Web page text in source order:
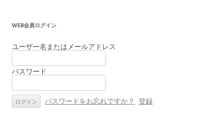
ゲ
ー
ョ
WEB会員ログイン
ユーザー名またはメールアドレス
パスワード
パスワードをお忘れですか？ 登録